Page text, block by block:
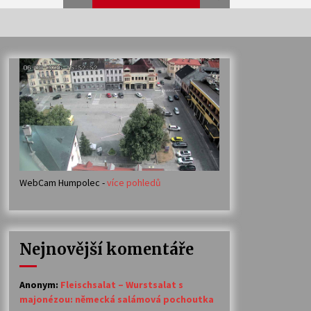
Veselí muzikanti
30. 7. 2026
Votavžatský ploty
23. 7. 2026
14. 7. 2026
30. 6. 2026
WebCam Humpolec -více pohledů
Nejnovější komentáře
Anonym: Fleischsalat – Wurstsalat s
majonézou: německá salámová pochoutka